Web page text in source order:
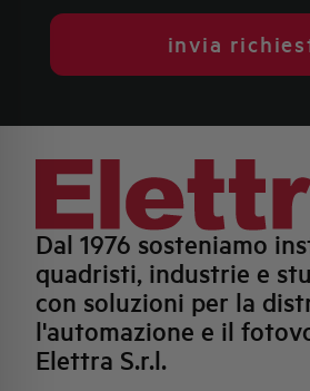
invia
Dal 1976 sosteniamo
quadristi, industrie e
con soluzioni per la
l'automazione e il
Elettra S.r.l.